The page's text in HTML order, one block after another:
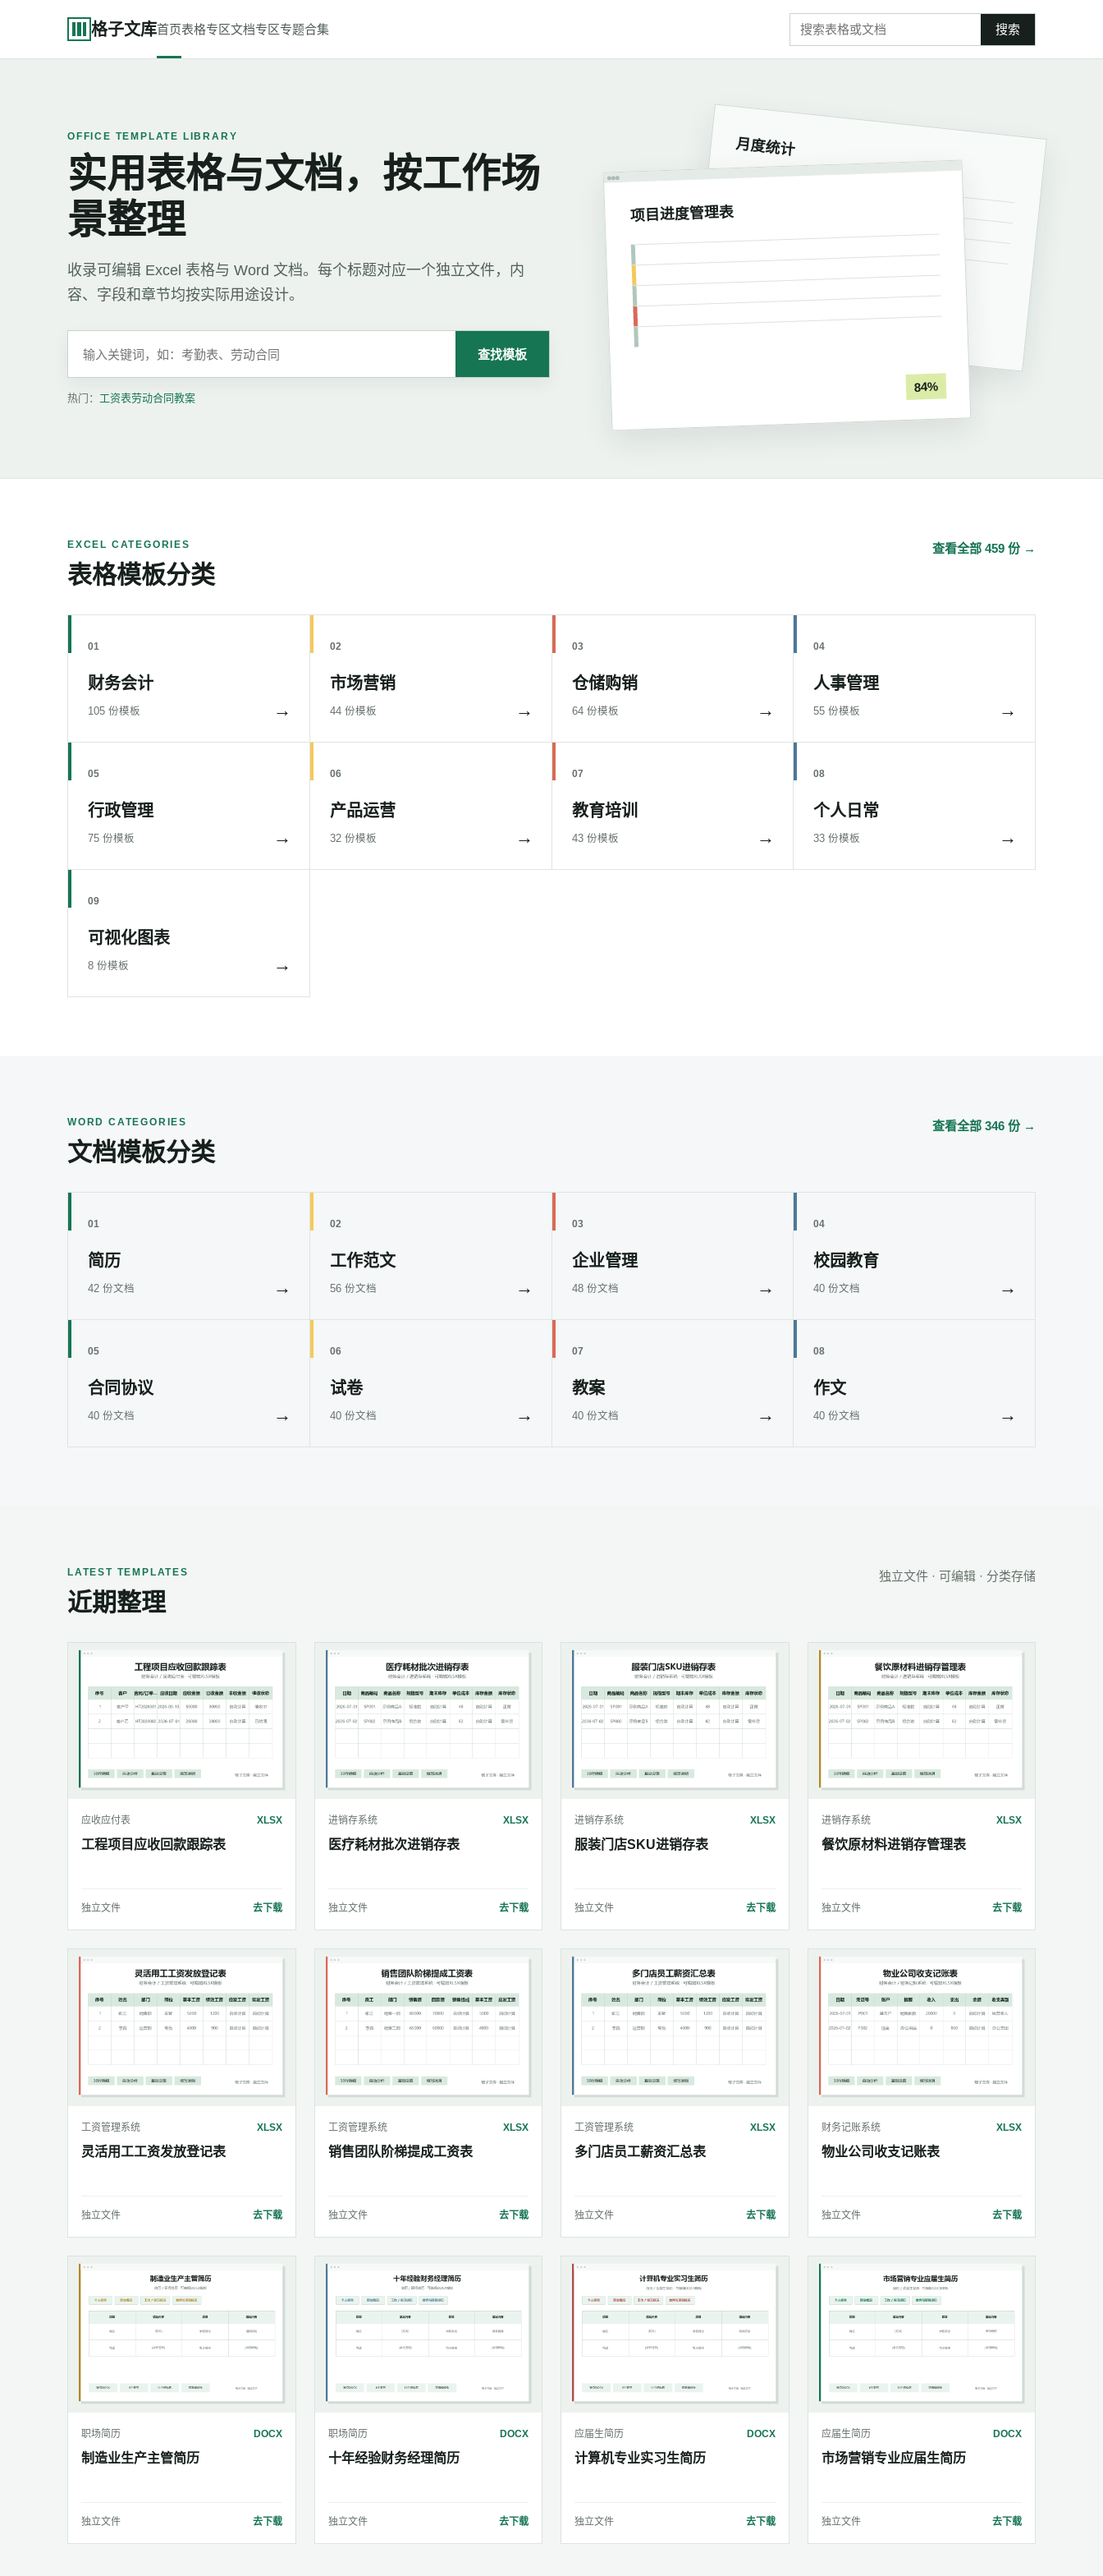
格子文库首页表格专区文档专区专题合集 搜索
OFFICE TEMPLATE LIBRARY
实用表格与文档，按工作场
景整理
收录可编辑 Excel 表格与 Word 文档。每个标题对应一个独立文件，内
容、字段和章节均按实际用途设计。
查找模板
热门： 工资表劳动合同教案
月度统计
项目进度管理表
84%
EXCEL CATEGORIES
表格模板分类
查看全部 459 份 →
01
财务会计
105 份模板 →
02
市场营销
44 份模板 →
03
仓储购销
64 份模板 →
04
人事管理
55 份模板 →
05
行政管理
75 份模板 →
06
产品运营
32 份模板 →
07
教育培训
43 份模板 →
08
个人日常
33 份模板 →
09
可视化图表
8 份模板 →
WORD CATEGORIES
文档模板分类
查看全部 346 份 →
01
简历
42 份文档 →
02
工作范文
56 份文档 →
03
企业管理
48 份文档 →
04
校园教育
40 份文档 →
05
合同协议
40 份文档 →
06
试卷
40 份文档 →
07
教案
40 份文档 →
08
作文
40 份文档 →
LATEST TEMPLATES
近期整理
独立文件 · 可编辑 · 分类存储
应收应付表 XLSX
工程项目应收回款跟踪表
独立文件 去下载
进销存系统 XLSX
医疗耗材批次进销存表
独立文件 去下载
进销存系统 XLSX
服装门店SKU进销存表
独立文件 去下载
进销存系统 XLSX
餐饮原材料进销存管理表
独立文件 去下载
工资管理系统 XLSX
灵活用工工资发放登记表
独立文件 去下载
工资管理系统 XLSX
销售团队阶梯提成工资表
独立文件 去下载
工资管理系统 XLSX
多门店员工薪资汇总表
独立文件 去下载
财务记账系统 XLSX
物业公司收支记账表
独立文件 去下载
职场简历 DOCX
制造业生产主管简历
独立文件 去下载
职场简历 DOCX
十年经验财务经理简历
独立文件 去下载
应届生简历 DOCX
计算机专业实习生简历
独立文件 去下载
应届生简历 DOCX
市场营销专业应届生简历
独立文件 去下载